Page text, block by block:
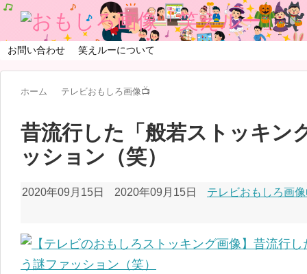
お問い合わせ 笑えルーについて
ホーム テレビおもしろ画像📺
昔流行した「般若ストッキン
ッション（笑）
2020年09月15日 2020年09月15日 テレビおもしろ画